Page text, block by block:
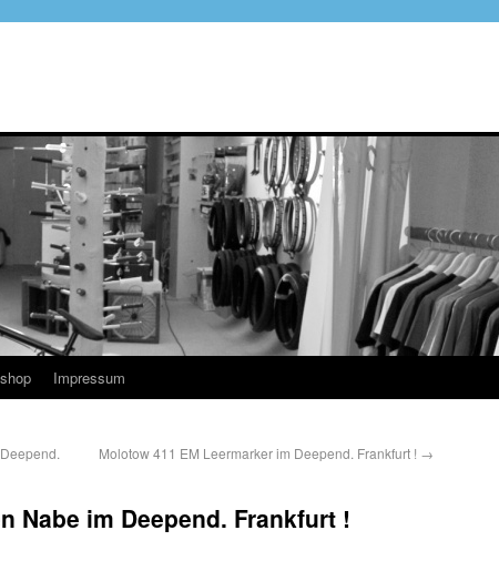
Impressum
Molotow 411 EM Leermarker im Deepend. Frankfurt ! →
Nabe im Deepend. Frankfurt !